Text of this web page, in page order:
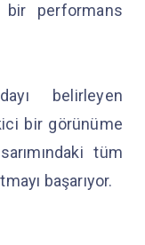
bir performans
belirleyen
bir görünüme
tüm
başarıyor.